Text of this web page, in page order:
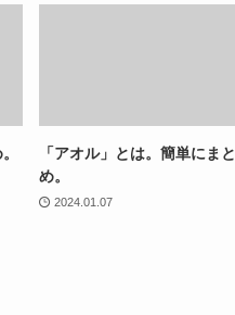
「アオル」とは。簡単にまと
め。
2024.01.07